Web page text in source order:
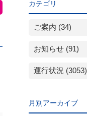
カテゴリ
ご案内 (34)
お知らせ (91)
運行状況 (3053)
月別アーカイブ